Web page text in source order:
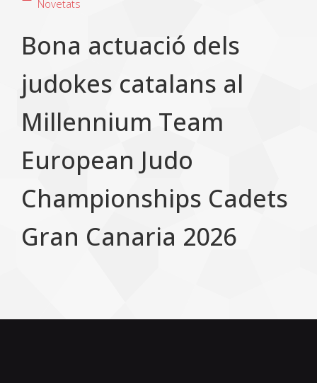
Novetats
Bona actuació dels
judokes catalans al
Millennium Team
European Judo
Championships Cadets
Gran Canaria 2026